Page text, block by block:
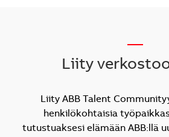
Liity
Liity ABB Talent
henkilökohtaisia
tutustuaksesi elämään ABB:llä